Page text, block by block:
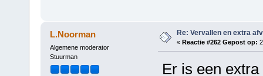
L.Noorman
Algemene moderator
Stuurman
Re: Vervallen en extra
« Reactie #262 Gepost op:
Er is een